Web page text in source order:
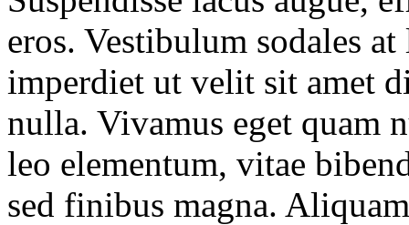
eros. Vestibulum sodales
imperdiet ut velit sit amet
nulla. Vivamus eget quam
leo elementum, vitae
sed finibus magna.